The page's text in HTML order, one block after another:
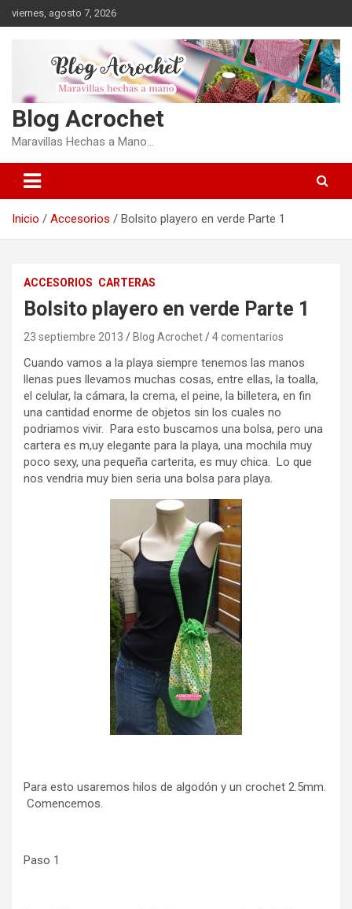
Saltar
al
viernes, agosto 7, 2026
Blog Acrochet
Maravillas Hechas a Mano…
Inicio Accesorios Bolsito playero en verde Parte 1
ACCESORIOS CARTERAS
Bolsito playero en verde Parte 1
23 septiembre 2013 Blog Acrochet 4 comentarios
Cuando vamos a la playa siempre tenemos las manos
llenas pues llevamos muchas cosas, entre ellas, la toalla,
el celular, la cámara, la crema, el peine, la billetera, en fin
una cantidad enorme de objetos sin los cuales no
podriamos vivir. Para esto buscamos una bolsa, pero una
cartera es m,uy elegante para la playa, una mochila muy
poco sexy, una pequeña carterita, es muy chica. Lo que
nos vendria muy bien seria una bolsa para playa.
Para esto usaremos hilos de algodón y un crochet 2.5mm.
Comencemos.
Paso 1